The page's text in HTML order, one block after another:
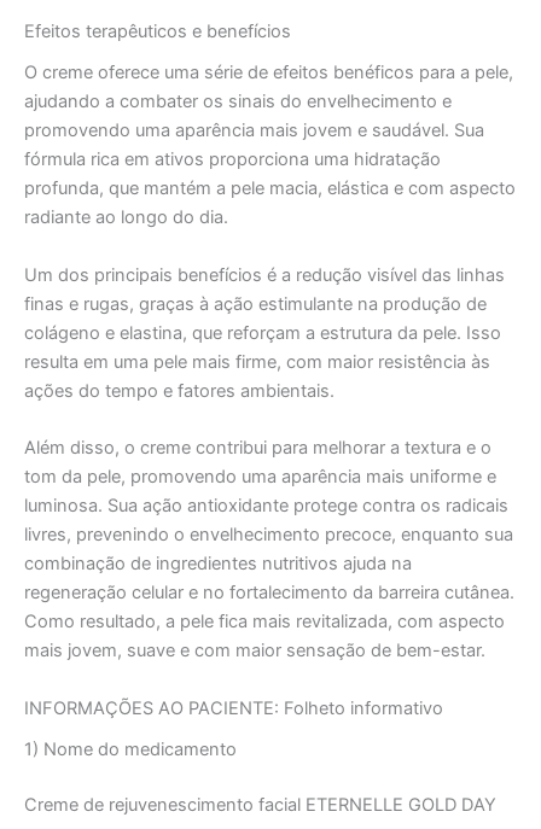
Efeitos terapêuticos e benefícios
O creme oferece uma série de efeitos benéficos para a pele,
ajudando a combater os sinais do envelhecimento e
promovendo uma aparência mais jovem e saudável. Sua
fórmula rica em ativos proporciona uma hidratação
profunda, que mantém a pele macia, elástica e com aspecto
radiante ao longo do dia.
Um dos principais benefícios é a redução visível das linhas
finas e rugas, graças à ação estimulante na produção de
colágeno e elastina, que reforçam a estrutura da pele. Isso
resulta em uma pele mais firme, com maior resistência às
ações do tempo e fatores ambientais.
Além disso, o creme contribui para melhorar a textura e o
tom da pele, promovendo uma aparência mais uniforme e
luminosa. Sua ação antioxidante protege contra os radicais
livres, prevenindo o envelhecimento precoce, enquanto sua
combinação de ingredientes nutritivos ajuda na
regeneração celular e no fortalecimento da barreira cutânea.
Como resultado, a pele fica mais revitalizada, com aspecto
mais jovem, suave e com maior sensação de bem-estar.
INFORMAÇÕES AO PACIENTE: Folheto informativo
1) Nome do medicamento
Creme de rejuvenescimento facial ETERNELLE GOLD DAY